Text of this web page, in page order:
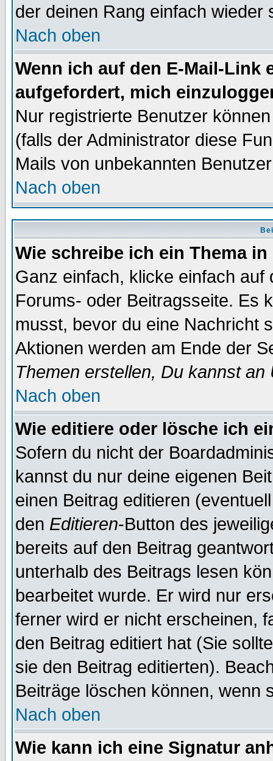
der deinen Rang einfach wieder
Nach oben
Wenn ich auf den E-Mail-Link
aufgefordert, mich
Nur registrierte Benutzer
(falls der Administrator diese
Mails von unbekannten
Nach oben
Wie schreibe ich ein Thema
Ganz einfach, klicke einfach
Forums- oder Beitragsseite. Es
musst, bevor du eine Nachricht
Aktionen werden am Ende der
Themen erstellen, Du kannst
Nach oben
Wie editiere oder lösche ich
Sofern du nicht der
kannst du nur deine eigenen
einen Beitrag editieren
den Editieren-Button des
bereits auf den Beitrag
unterhalb des Beitrags lesen
bearbeitet wurde. Er wird nur
ferner wird er nicht erscheinen,
den Beitrag editiert hat (Sie
sie den Beitrag editierten).
Beiträge löschen können, wenn
Nach oben
Wie kann ich eine Signatur